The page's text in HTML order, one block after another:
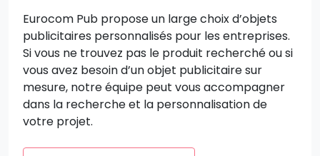
Eurocom Pub propose un large choix d’objets
publicitaires personnalisés pour les entreprises.
Si vous ne trouvez pas le produit recherché ou si
vous avez besoin d’un objet publicitaire sur
mesure, notre équipe peut vous accompagner
dans la recherche et la personnalisation de
votre projet.